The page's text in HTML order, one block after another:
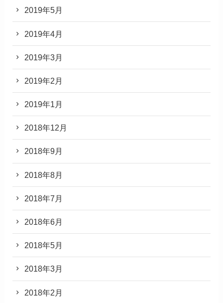
2019年5月
2019年4月
2019年3月
2019年2月
2019年1月
2018年12月
2018年9月
2018年8月
2018年7月
2018年6月
2018年5月
2018年3月
2018年2月